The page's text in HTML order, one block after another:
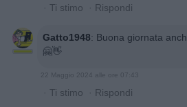
· Ti stimo · Rispondi
Gatto1948: Buona giornata
🤗👋
22 Maggio 2024 alle ore 07:43
· Ti stimo · Rispondi